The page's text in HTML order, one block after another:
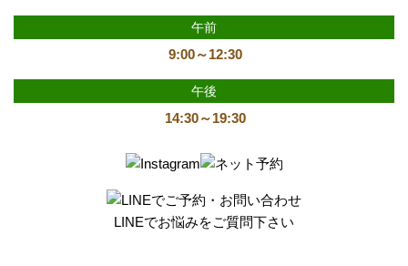
午前
9:00～12:30
午後
14:30～19:30
LINEでお悩みをご質問下さい